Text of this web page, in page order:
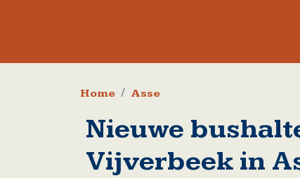
Kruimelpad
Home Asse
Nieuwe
Vijverbeek in